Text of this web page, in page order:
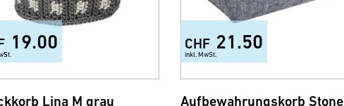
19.00
Lina M grau
CHF 21.50
inkl. MwSt.
Aufbewahrungskorb Stone